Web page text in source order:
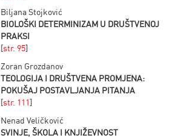
Biljana Stojković
BIOLOŠKI DETERMINIZAM U DRUŠTVENOJ
PRAKSI
[str. 95]
Zoran Grozdanov
TEOLOGIJA I DRUŠTVENA PROMJENA:
POKUŠAJ POSTAVLJANJA PITANJA
[str. 111]
Nenad Veličković
SVINJE, ŠKOLA I KNJIŽEVNOST